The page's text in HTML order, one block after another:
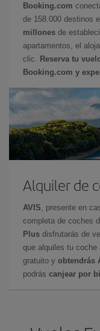
Booking.com
de 158.000 destinos
millones de
apartamentos, el
clic.
Reserva tu
Booking.com y
Alquiler de
AVIS , presente en
completa de coches
Plus disfrutarás de
que alquiles tu coche
gratuito y obtendrás
podrás canjear por